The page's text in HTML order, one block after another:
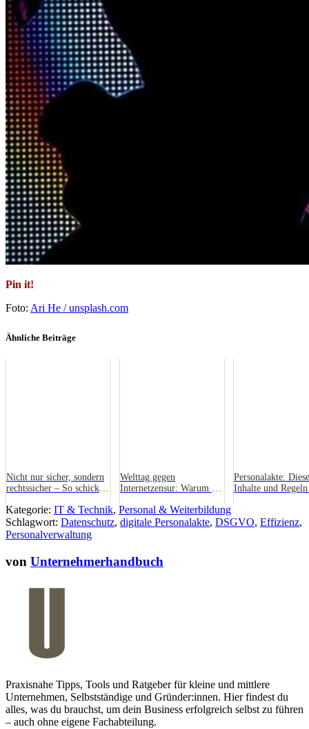
Pin it!
Foto: Ari He / unsplash.com
Ähnliche Beiträge
Nicht nur sicher, sondern
rechtssicher – So schicken
deutsche Cloud
Welttag gegen
Internetzensur: Warum ein
Unternehmen essenziell ist
Personalakte: Diese
Inhalte und Regeln
Kategorie: IT & Technik, Personal & Weiterbildung
Schlagwort: Datenschutz, digitale Personalakte, DSGVO, Effizienz,
Personalverwaltung
von Unternehmerhandbuch
Praxisnahe Tipps, Tools und Ratgeber für kleine und mittlere
Unternehmen, Selbstständige und Gründer:innen. Hier findest du
alles, was du brauchst, um dein Business erfolgreich selbst zu führen
– auch ohne eigene Fachabteilung.